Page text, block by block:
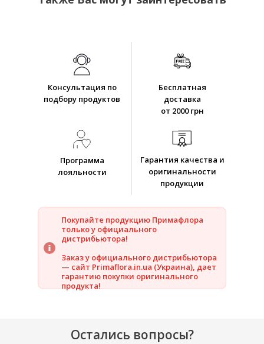
Консультация по
подбору продуктов
Бесплатная
доставка
от 2000 грн
Программа
лояльности
Гарантия качества и
оригинальности
продукции
Покупайте продукцию Примафлора
только у официального
дистрибьютора!
Заказ у официального дистрибьютора
— сайт Primaflora.in.ua (Украина), дает
гарантию покупки оригинального
продукта!
Остались вопросы?